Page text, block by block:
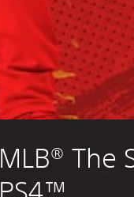
MLB®